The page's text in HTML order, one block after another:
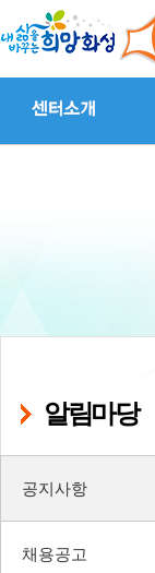
알림마당
공지사항
채용공고